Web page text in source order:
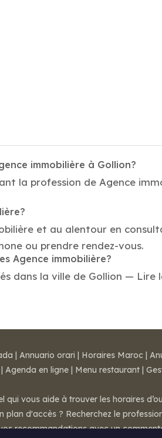
immobilière à Gollion?
la profession de Agence
et au alentour en
ou prendre rendez-vous.
Agence immobilière?
dans la ville de Gollion — Lire
| Annuario orari | Horaires Maroc |
| Agenda en ligne | Menu restaurant |
vous aide à trouver les horaires
plan d'accès ? Recherchez le
recommandations avec un